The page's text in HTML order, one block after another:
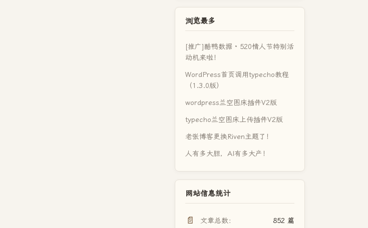
浏览最多
[推广]酷鸭数据 · 520情人节特别活
动机来啦！
WordPress首页调用typecho教程
（1.3.0版）
wordpress兰空图床插件V2版
typecho兰空图床上传插件V2版
老张博客更换Riven主题了！
人有多大胆，AI有多大产！
网站信息统计
📄 文章总数： 852 篇